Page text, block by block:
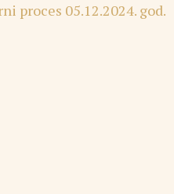
proces 05.12.2024. god.